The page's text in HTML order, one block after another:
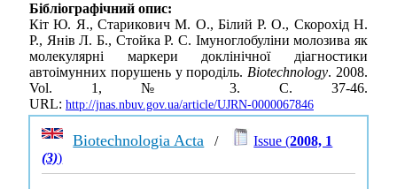
Бібліографічний опис:
Кіт Ю. Я., Старикович М. О., Білий Р. О., Скорохід Н.
Р., Янів Л. Б., Стойка Р. С. Імуноглобуліни молозива як
молекулярні маркери доклінічної діагностики
автоімунних порушень у породіль.Biotechnology. 2008.
Vol. 1, № 3. С. 37-46.
URL: http://jnas.nbuv.gov.ua/article/UJRN-0000067846
Biotechnologia Acta / Issue (2008, 1
(3))